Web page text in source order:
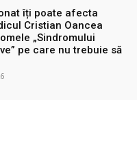
îți poate afecta
Cristian Oancea
„Sindromului
pe care nu trebuie să